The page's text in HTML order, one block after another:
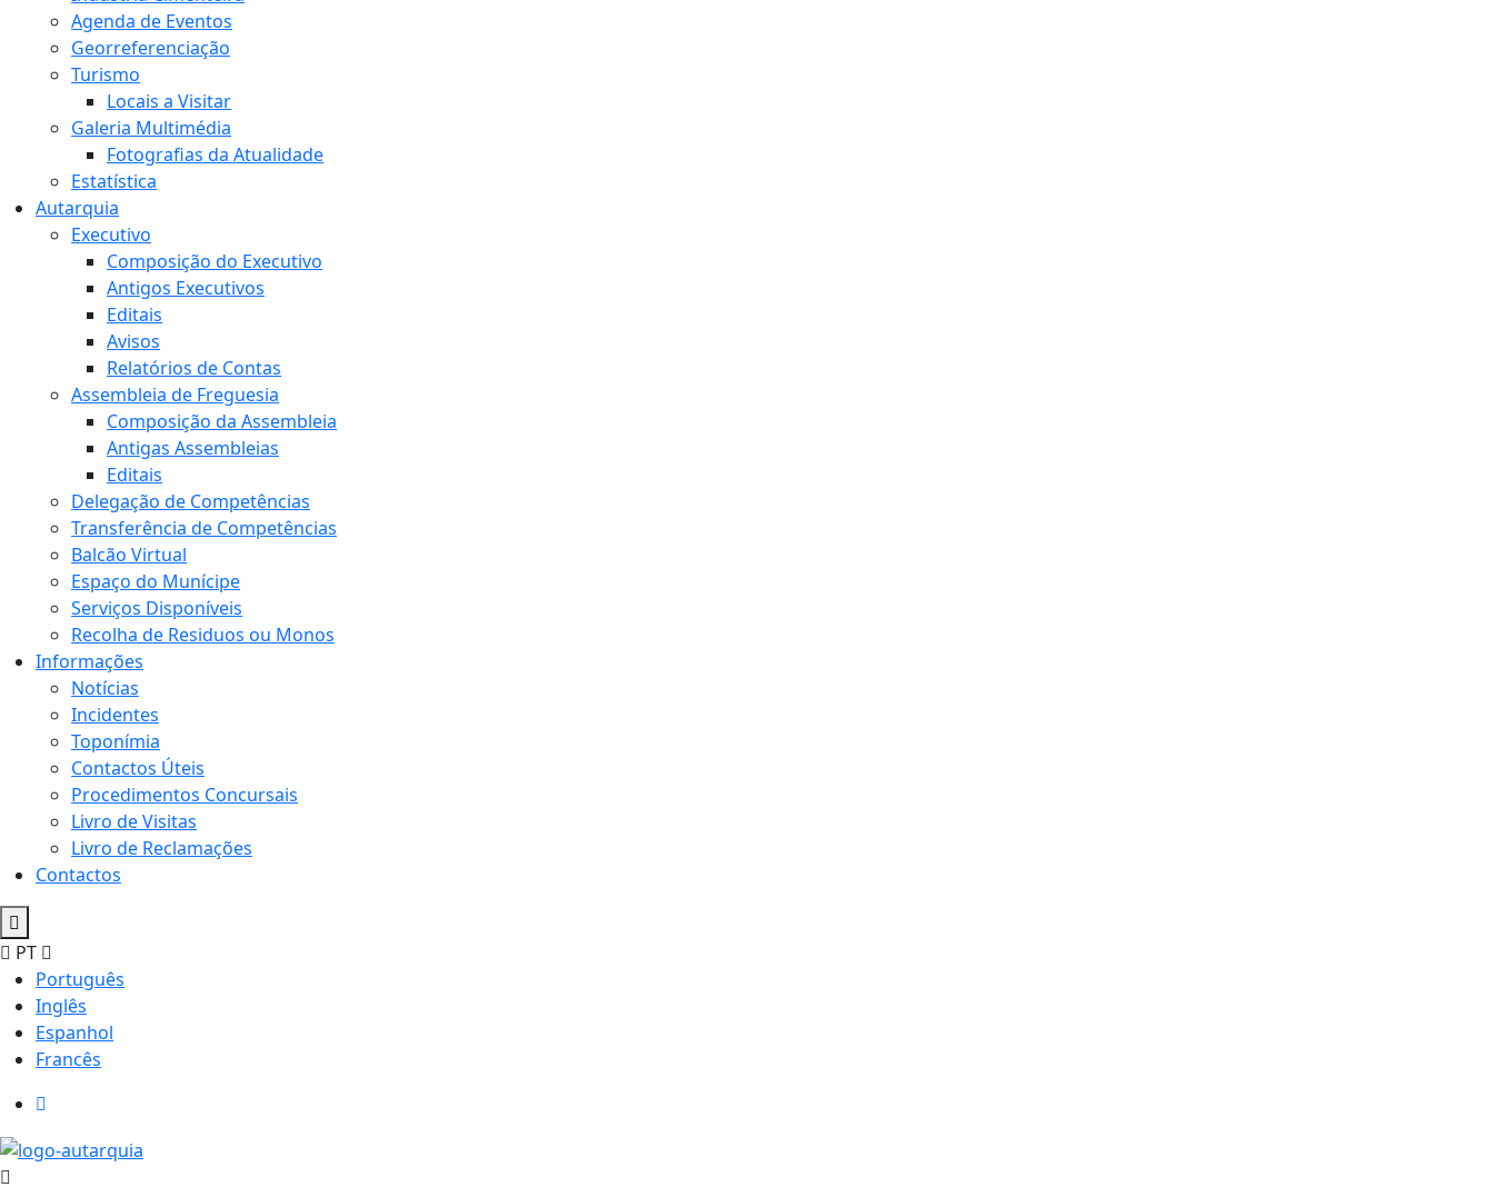
Agenda de Eventos
Georreferenciação
Turismo
Locais a Visitar
Galeria Multimédia
Fotografias da Atualidade
Estatística
Autarquia
Executivo
Composição do Executivo
Antigos Executivos
Editais
Avisos
Relatórios de Contas
Assembleia de Freguesia
Composição da Assembleia
Antigas Assembleias
Editais
Delegação de Competências
Transferência de Competências
Balcão Virtual
Espaço do Munícipe
Serviços Disponíveis
Recolha de Residuos ou Monos
Informações
Notícias
Incidentes
Toponímia
Contactos Úteis
Procedimentos Concursais
Livro de Visitas
Livro de Reclamações
Contactos
PT
Português
Inglês
Espanhol
Francês